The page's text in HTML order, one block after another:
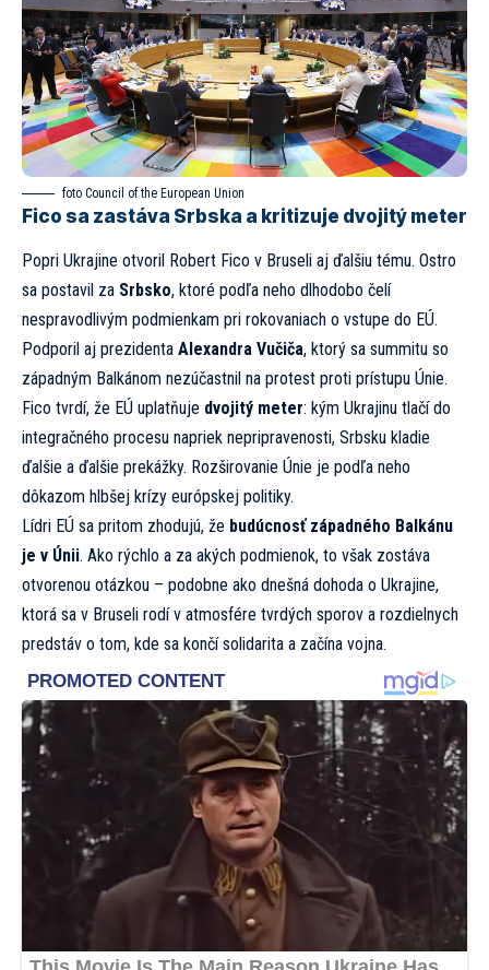
foto Council of the European Union
Fico sa zastáva Srbska a kritizuje dvojitý meter
Popri Ukrajine otvoril Robert Fico v Bruseli aj ďalšiu tému. Ostro
sa postavil za Srbsko, ktoré podľa neho dlhodobo čelí
nespravodlivým podmienkam pri rokovaniach o vstupe do EÚ.
Podporil aj prezidenta Alexandra Vučiča, ktorý sa summitu so
západným Balkánom nezúčastnil na protest proti prístupu Únie.
Fico tvrdí, že EÚ uplatňuje dvojitý meter: kým Ukrajinu tlačí do
integračného procesu napriek nepripravenosti, Srbsku kladie
ďalšie a ďalšie prekážky. Rozširovanie Únie je podľa neho
dôkazom hlbšej krízy európskej politiky.
Lídri EÚ sa pritom zhodujú, že budúcnosť západného Balkánu
je v Únii. Ako rýchlo a za akých podmienok, to však zostáva
otvorenou otázkou – podobne ako dnešná dohoda o Ukrajine,
ktorá sa v Bruseli rodí v atmosfére tvrdých sporov a rozdielnych
predstáv o tom, kde sa končí solidarita a začína vojna.